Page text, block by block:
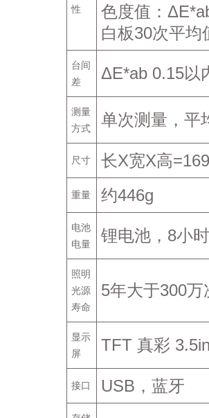
性
色度值：
白板30次平均
台间
差
ΔE*ab 0.15以
测量
方式
单次测量，平
尺寸 长X宽X高
重量 约446g
电池
电量
锂电池，8小
照明
光源
寿命
5年大于300万
显示
屏
TFT 真彩
接口 USB，蓝牙